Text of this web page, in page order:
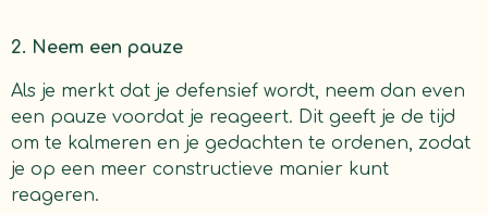
2. Neem een pauze
Als je merkt dat je defensief wordt, neem dan even
een pauze voordat je reageert. Dit geeft je de tijd
om te kalmeren en je gedachten te ordenen, zodat
je op een meer constructieve manier kunt
reageren.